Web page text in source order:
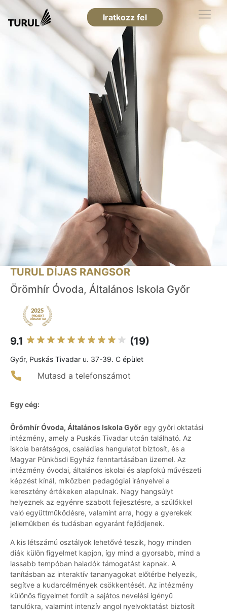
Iratkozz fel
TURUL DÍJAS RANGSOR
Örömhír Óvoda, Általános Iskola Győr
9.1 (19)
Győr, Puskás Tivadar u. 37-39. C épület
Mutasd a telefonszámot
Egy cég:
Örömhír Óvoda, Általános Iskola Győr egy győri oktatási
intézmény, amely a Puskás Tivadar utcán található. Az
iskola barátságos, családias hangulatot biztosít, és a
Magyar Pünkösdi Egyház fenntartásában üzemel. Az
intézmény óvodai, általános iskolai és alapfokú művészeti
képzést kínál, miközben pedagógiai irányelvei a
keresztény értékeken alapulnak. Nagy hangsúlyt
helyeznek az egyénre szabott fejlesztésre, a szülőkkel
való együttműködésre, valamint arra, hogy a gyerekek
jellemükben és tudásban egyaránt fejlődjenek.
A kis létszámú osztályok lehetővé teszik, hogy minden
diák külön figyelmet kapjon, így mind a gyorsabb, mind a
lassabb tempóban haladók támogatást kapnak. A
tanításban az interaktív tananyagokat előtérbe helyezik,
segítve a kudarcélmények csökkentését. Az intézmény
különös figyelmet fordít a sajátos nevelési igényű
tanulókra, valamint intenzív angol nyelvoktatást biztosít